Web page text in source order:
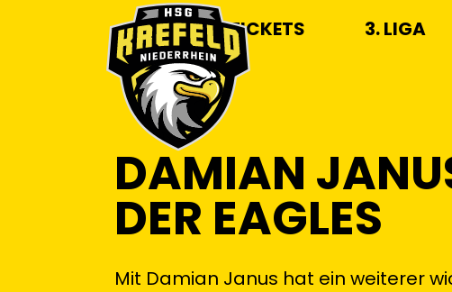
TICKETS 3. LIGA
DAMIAN
DER EAGLES
Mit Damian Janus hat ein weiterer